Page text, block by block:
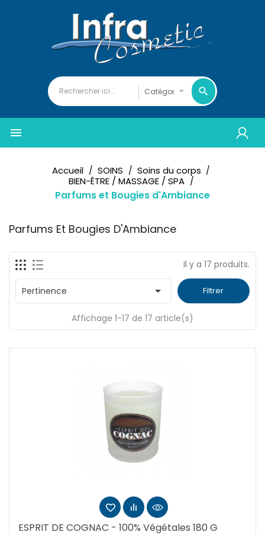

Accueil SOINS
Soins du corps
BIEN-ÊTRE / MASSAGE / SPA
Parfums et Bougies d'Ambiance
Parfums Et Bougies D'Ambiance
Il y a 17 produits.
Pertinence  Filtrer
Affichage 1-17 de 17 article(s)
ESPRIT DE COGNAC - 100% Végétales 180 G